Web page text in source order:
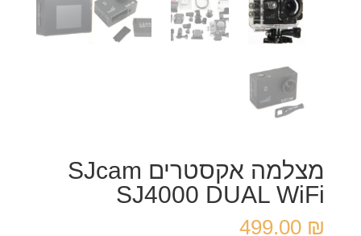
מצלמה אקסטרים SJcam
SJ4000 DUAL WiFi
499.00 ₪